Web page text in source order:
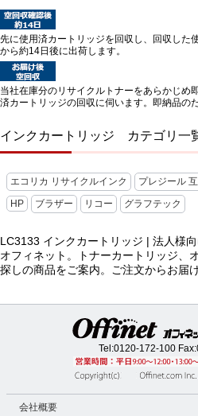
先に使用済カートリッジを回収し、回収した
から約14日後に出荷します。
当社在庫分のリサイクルトナーをあらかじめ
済カートリッジの回収に伺います。即納品の
インクカートリッジ カテゴリ一
エコリカ リサイクルインク プレジール
HP ブラザー リコー グラフテック
LC3133 インクカートリッジ | 法人様
オフィネット。トナーカートリッジ、
探しの商品をご案内。ご注文からお届
Tel:0120-172-100
会社概要